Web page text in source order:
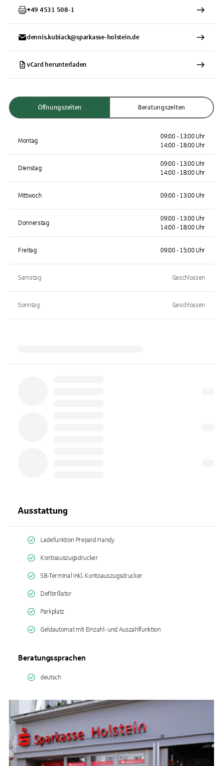
+49 4531 508-1
dennis.kubiack@sparkasse-holstein.de
vCard herunterladen
Öffnungszeiten Beratungszeiten
Montag
09:00 - 13:00 Uhr
14:00 - 18:00 Uhr
Dienstag
09:00 - 13:00 Uhr
14:00 - 18:00 Uhr
Mittwoch 09:00 - 13:00 Uhr
Donnerstag
09:00 - 13:00 Uhr
14:00 - 18:00 Uhr
Freitag 09:00 - 15:00 Uhr
Samstag Geschlossen
Sonntag Geschlossen
Ausstattung
Ladefunktion Prepaid Handy
Kontoauszugsdrucker
SB-Terminal inkl. Kontoauszugsdrucker
Defibrillator
Parkplatz
Geldautomat mit Einzahl- und Auszahlfunktion
Beratungssprachen
deutsch